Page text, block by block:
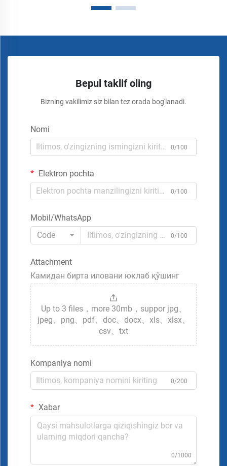
Bepul taklif oling
Bizning vakilimiz siz bilan tez orada bog'lanadi.
Nomi
0/100
Elektron pochta
0/100
Mobil/WhatsApp
Code
0/100
Attachment
Камидан бирта иловани юклаб қўшинг
Up to 3 files，more 30mb，suppor jpg、
jpeg、png、pdf、doc、docx、xls、xlsx、
csv、txt
Kompaniya nomi
0/200
Xabar
0/1000